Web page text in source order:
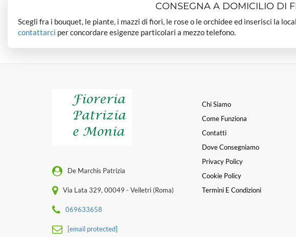
CONSEGNA A DOMICILIO DI
Scegli fra i bouquet, le piante, i mazzi di fiori, le rose o le orchidee ed inserisci la
contattarci per concordare esigenze particolari a mezzo telefono.
De Marchis Patrizia
Via Lata 329, 00049 - Velletri (Roma)
069633658
[email protected]
Chi Siamo
Come Funziona
Contatti
Dove Consegniamo
Privacy Policy
Cookie Policy
Termini E Condizioni